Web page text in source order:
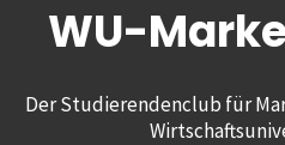
WU-
Der Studierendenclub für